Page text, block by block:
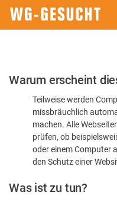
Bitte
dass
sind
Warum erscheint
Teilweise werden
missbräuchlich
machen. Alle
prüfen, ob
oder einem Computer
den Schutz einer
Was ist zu tun?